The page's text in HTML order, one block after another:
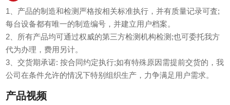
1、产品的制造和检测严格按相关标准执行，并有质量记录可査;
每台设备都有唯一的制造编号，并建立用户档案。
2、所有产品均可通过权威的第三方检测机构检测;也可委托我方
代为办理，费用另计。
3、交货期承诺: 按合同约定执行;如有特殊原因需提前交货的，我
公司在条件允许的情况下特别组织生产，力争满足用户需求。
产品视频